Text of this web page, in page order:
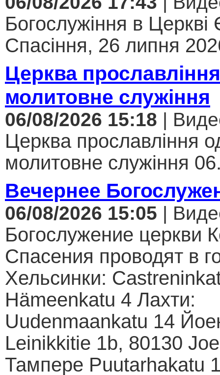
Богослужіння в
Спасіння, 26 липня
Церква
молитовне служіння
06/08/2026 15:18 |
Церква прославління
молитовне служіння
Вечернее
06/08/2026 15:05 |
Богослужение церкви
Спасения проводят в
Хельсинки:
Hämeenkatu 4 Лахти:
Uudenmaankatu 14
Leinikkitie 1b, 80130
Тампере Puutarhakatu